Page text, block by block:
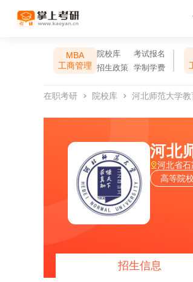
MBA
工商管理
院校库
考试报名
招生政策
学制学费
在职考研 院校库 河北师范大学教
河北
河北省
高等院校
招生信息